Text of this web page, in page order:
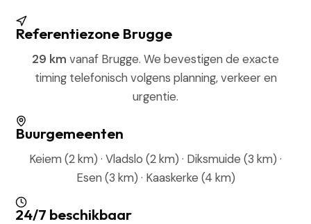
Referentiezone Brugge
29 km vanaf Brugge. We bevestigen de exacte
timing telefonisch volgens planning, verkeer en
urgentie.
Buurgemeenten
Keiem (2 km) · Vladslo (2 km) · Diksmuide (3 km) ·
Esen (3 km) · Kaaskerke (4 km)
24/7 beschikbaar